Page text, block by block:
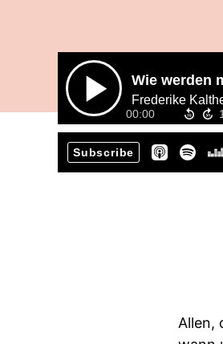
Wie werden
Frederike
00:00
Subscribe
Allen,